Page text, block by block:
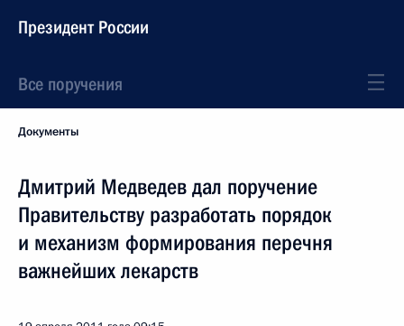
Президент России
Все поручения
Документы
Дмитрий Медведев дал поручение
Правительству разработать порядок
и механизм формирования перечня
важнейших лекарств